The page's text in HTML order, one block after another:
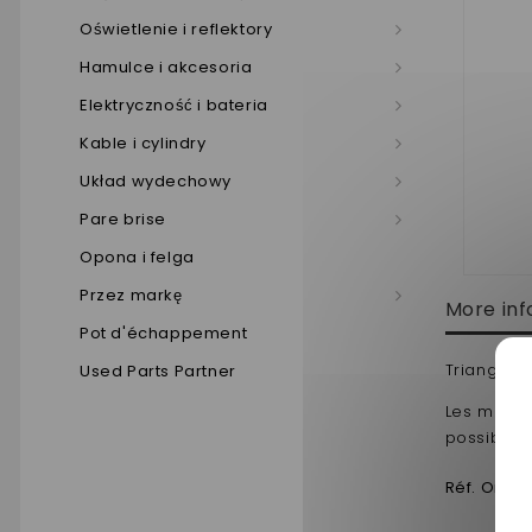
Oświetlenie i reflektory
Hamulce i akcesoria
Elektryczność i bateria
Kable i cylindry
Układ wydechowy
Pare brise
Opona i felga
Przez markę
Pot d'échappement
Used Parts Partner
More
Triangle
Les
possible
Réf.